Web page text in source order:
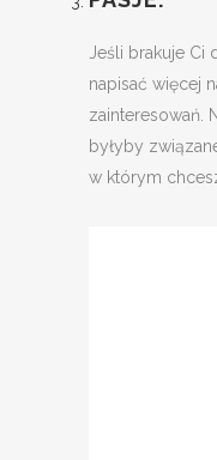
Jeśli brakuje Ci
napisać więcej
zainteresowań.
byłyby
w którym